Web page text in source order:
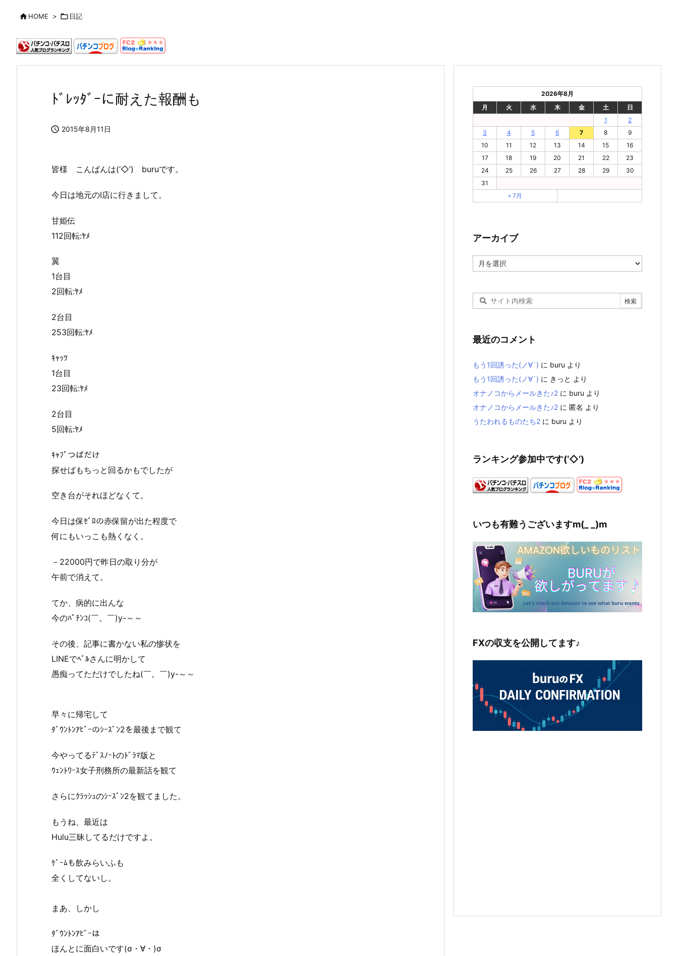
HOME >  日記
ﾄﾞﾚｯﾀﾞｰに耐えた報酬も
 2015年8月11日
皆様 こんばんは(‘◇’)ゞburuです。
今日は地元のI店に行きまして。
甘姫伝
112回転:ﾔﾒ
翼
1台目
2回転:ﾔﾒ
2台目
253回転:ﾔﾒ
ｷｬｯﾂ
1台目
23回転:ﾔﾒ
2台目
5回転:ﾔﾒ
ｷｬﾌﾟつばだけ
探せばもちっと回るかもでしたが
空き台がそれほどなくて。
今日は保ｾﾞﾛの赤保留が出た程度で
何にもいっこも熱くなく。
－22000円で昨日の取り分が
午前で消えて。
てか、病的に出んな
今のﾊﾟﾁﾝｺ(￣。￣)y-～～
その後、記事に書かない私の惨状を
LINEでﾍﾞﾙさんに明かして
愚痴ってただけでしたね(￣。￣)y-～～
早々に帰宅して
ﾀﾞｳﾝﾄﾝｱﾋﾞｰのｼｰｽﾞﾝ2を最後まで観て
今やってるﾃﾞｽﾉｰﾄのﾄﾞﾗﾏ版と
ｳｪﾝﾄﾜｰｽ女子刑務所の最新話を観て
さらにｸﾗｯｼｭのｼｰｽﾞﾝ2を観てました。
もうね、最近は
Hulu三昧してるだけですよ。
ｹﾞｰﾑも飲みらいふも
全くしてないし。
まあ、しかし
ﾀﾞｳﾝﾄﾝｱﾋﾞｰは
ほんとに面白いです(σ・∀・)σ
2026年8月
月
火 水 木 金 土
日
1
2
3
4 5 6 7 8
9
10
11 12 13 14 15
16
17
18 19 20 21 22
23
24
25 26 27 28 29
30
31
« 7月
アーカイブ
ー
最近のコメント
もう1回誘った(ノ∀`) に buru より
もう1回誘った(ノ∀`) に きっと より
オナノコからメールきた♪2 に buru より
オナノコからメールきた♪2 に 匿名 より
うたわれるものたち2 に buru より
ランキング参加中です(‘◇’)ゞ
いつも有難うございますm(_ _)m
FXの収支を公開してます♪